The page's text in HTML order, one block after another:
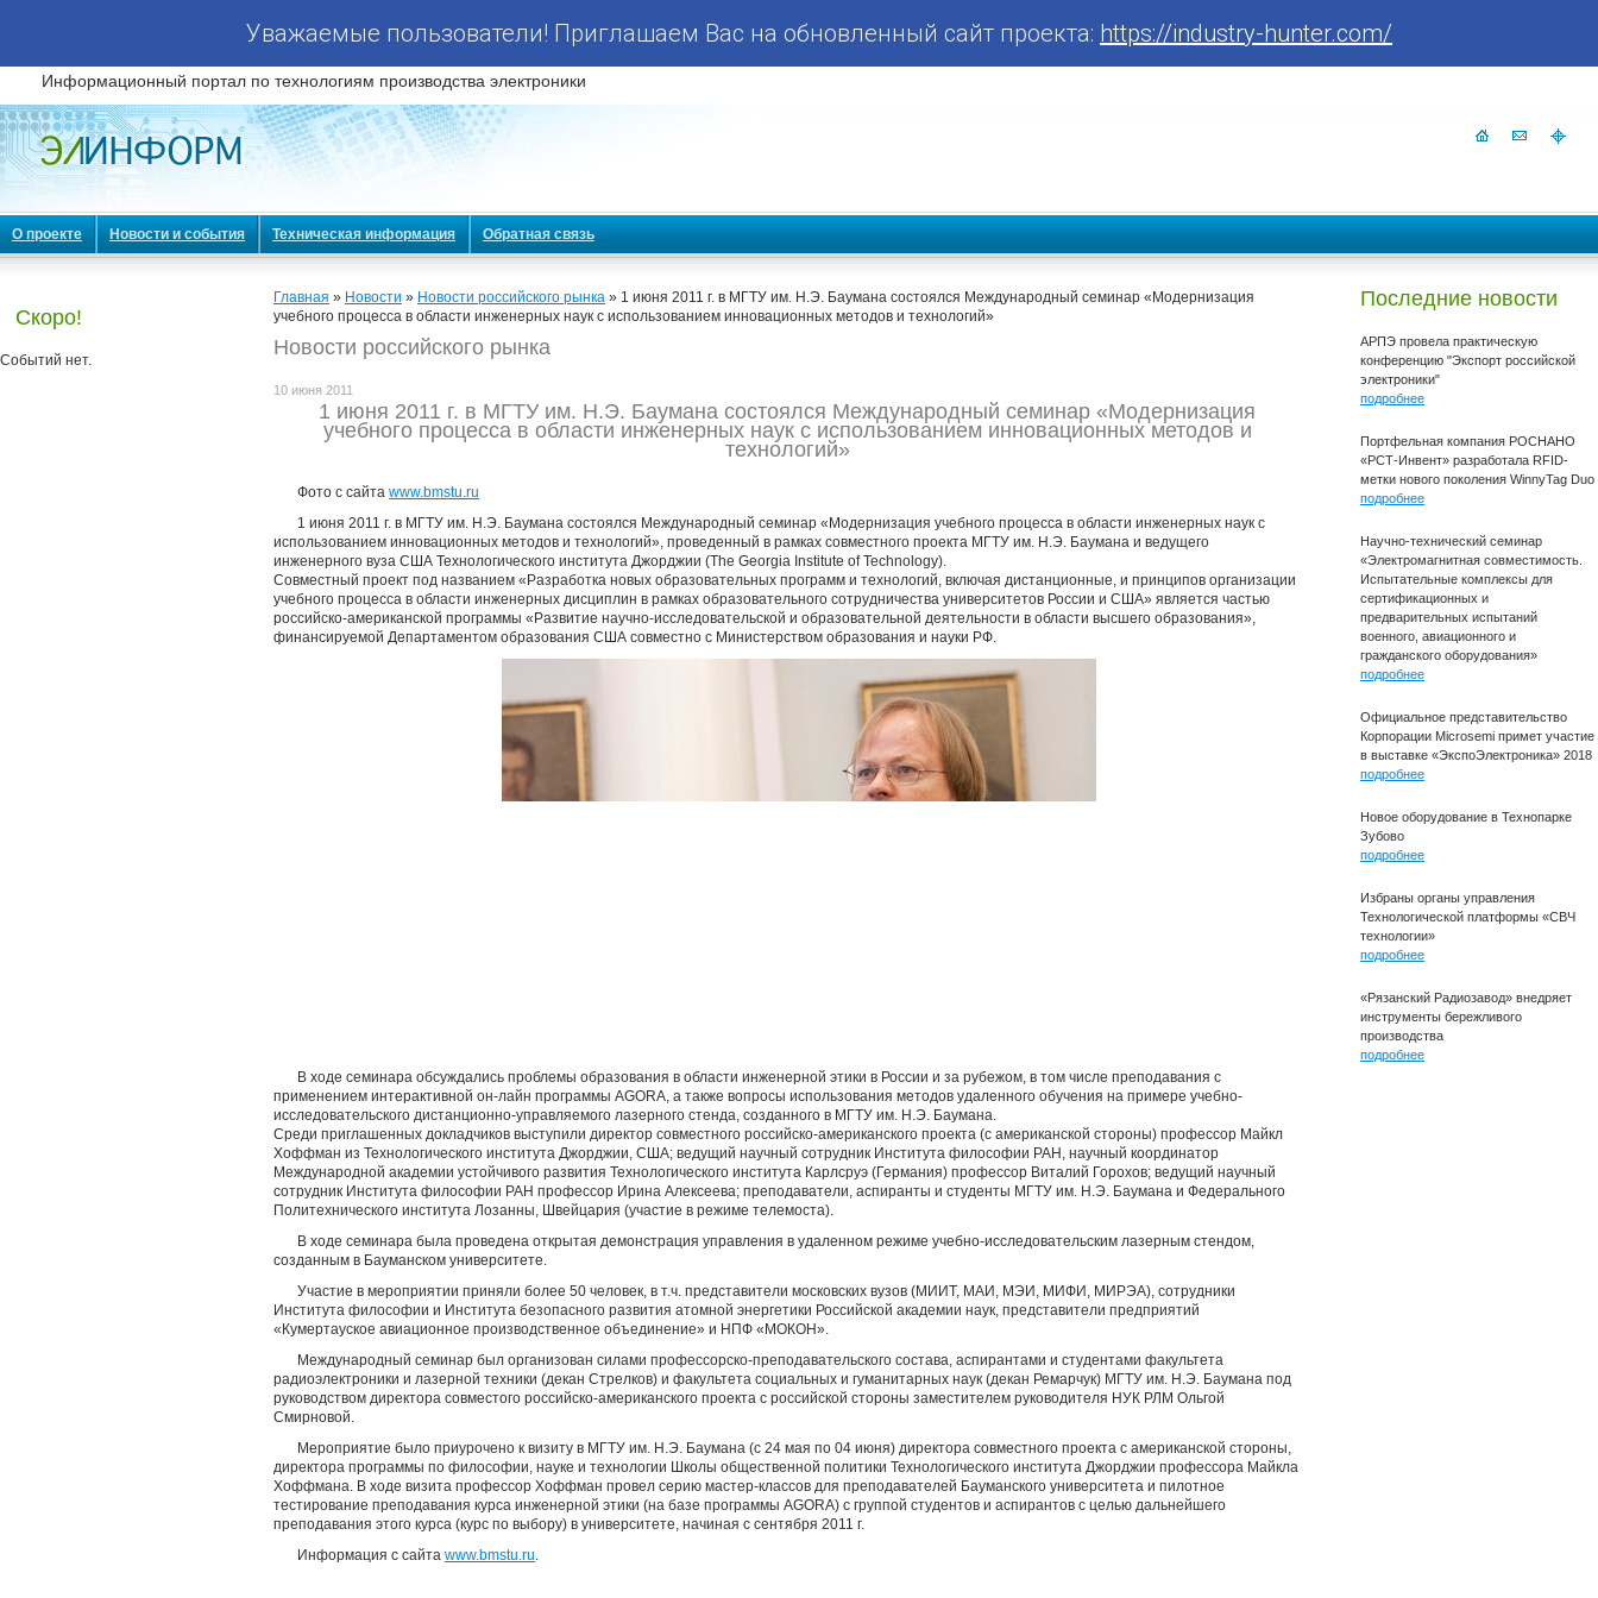
Уважаемые пользователи! Приглашаем Вас на обновленный сайт проекта: https://industry-hunter.com/
Информационный портал по технологиям производства электроники
О проекте Новости и события Техническая информация Обратная связь
Скоро!
Событий нет.
Главная » Новости » Новости российского рынка » 1 июня 2011 г. в МГТУ им. Н.Э. Баумана состоялся Международный семинар «Модернизация
учебного процесса в области инженерных наук с использованием инновационных методов и технологий»
Новости российского рынка
10 июня 2011
1 июня 2011 г. в МГТУ им. Н.Э. Баумана состоялся Международный семинар «Модернизация
учебного процесса в области инженерных наук с использованием инновационных методов и
технологий»
Фото с сайта www.bmstu.ru
1 июня 2011 г. в МГТУ им. Н.Э. Баумана состоялся Международный семинар «Модернизация учебного процесса в области инженерных наук с
использованием инновационных методов и технологий», проведенный в рамках совместного проекта МГТУ им. Н.Э. Баумана и ведущего
инженерного вуза США Технологического института Джорджии (The Georgia Institute of Technology).
Совместный проект под названием «Разработка новых образовательных программ и технологий, включая дистанционные, и принципов организации
учебного процесса в области инженерных дисциплин в рамках образовательного сотрудничества университетов России и США» является частью
российско-американской программы «Развитие научно-исследовательской и образовательной деятельности в области высшего образования»,
финансируемой Департаментом образования США совместно с Министерством образования и науки РФ.
В ходе семинара обсуждались проблемы образования в области инженерной этики в России и за рубежом, в том числе преподавания с
применением интерактивной он-лайн программы AGORA, а также вопросы использования методов удаленного обучения на примере учебно-
исследовательского дистанционно-управляемого лазерного стенда, созданного в МГТУ им. Н.Э. Баумана.
Среди приглашенных докладчиков выступили директор совместного российско-американского проекта (с американской стороны) профессор Майкл
Хоффман из Технологического института Джорджии, США; ведущий научный сотрудник Института философии РАН, научный координатор
Международной академии устойчивого развития Технологического института Карлсруэ (Германия) профессор Виталий Горохов; ведущий научный
сотрудник Института философии РАН профессор Ирина Алексеева; преподаватели, аспиранты и студенты МГТУ им. Н.Э. Баумана и Федерального
Политехнического института Лозанны, Швейцария (участие в режиме телемоста).
В ходе семинара была проведена открытая демонстрация управления в удаленном режиме учебно-исследовательским лазерным стендом,
созданным в Бауманском университете.
Участие в мероприятии приняли более 50 человек, в т.ч. представители московских вузов (МИИТ, МАИ, МЭИ, МИФИ, МИРЭА), сотрудники
Института философии и Института безопасного развития атомной энергетики Российской академии наук, представители предприятий
«Кумертауское авиационное производственное объединение» и НПФ «МОКОН».
Международный семинар был организован силами профессорско-преподавательского состава, аспирантами и студентами факультета
радиоэлектроники и лазерной техники (декан Стрелков) и факультета социальных и гуманитарных наук (декан Ремарчук) МГТУ им. Н.Э. Баумана под
руководством директора совместого российско-американского проекта с российской стороны заместителем руководителя НУК РЛМ Ольгой
Смирновой.
Мероприятие было приурочено к визиту в МГТУ им. Н.Э. Баумана (с 24 мая по 04 июня) директора совместного проекта с американской стороны,
директора программы по философии, науке и технологии Школы общественной политики Технологического института Джорджии профессора Майкла
Хоффмана. В ходе визита профессор Хоффман провел серию мастер-классов для преподавателей Бауманского университета и пилотное
тестирование преподавания курса инженерной этики (на базе программы AGORA) с группой студентов и аспирантов с целью дальнейшего
преподавания этого курса (курс по выбору) в университете, начиная с сентября 2011 г.
Информация с сайта www.bmstu.ru.
Последние новости
АРПЭ провела практическую
конференцию "Экспорт российской
электроники"
подробнее
Портфельная компания РОСНАНО
«РСТ-Инвент» разработала RFID-
метки нового поколения WinnyTag Duo
подробнее
Научно-технический семинар
«Электромагнитная совместимость.
Испытательные комплексы для
сертификационных и
предварительных испытаний
военного, авиационного и
гражданского оборудования»
подробнее
Официальное представительство
Корпорации Microsemi примет участие
в выставке «ЭкспоЭлектроника» 2018
подробнее
Новое оборудование в Технопарке
Зубово
подробнее
Избраны органы управления
Технологической платформы «СВЧ
технологии»
подробнее
«Рязанский Радиозавод» внедряет
инструменты бережливого
производства
подробнее